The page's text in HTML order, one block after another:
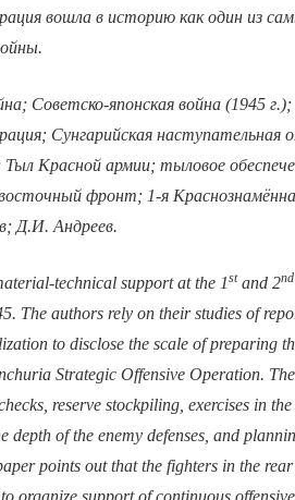
вошла в историю как один из
Советско-японская война (1945
Сунгарийская наступательная
Красной армии; тыловое
фронт; 1-я
Д.И. Андреев.
technical support at the 1stand 2nd
The authors rely on their studies of
to disclose the scale of preparing
Strategic Offensive Operation.
reserve stockpiling, exercises in
depth of the enemy defenses, and
points out that the fighters in the
organize support of continuous